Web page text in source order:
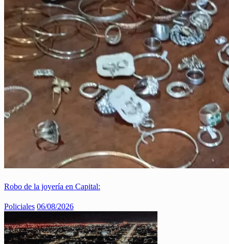
Robo de la joyería en Capital:
Policiales 06/08/2026